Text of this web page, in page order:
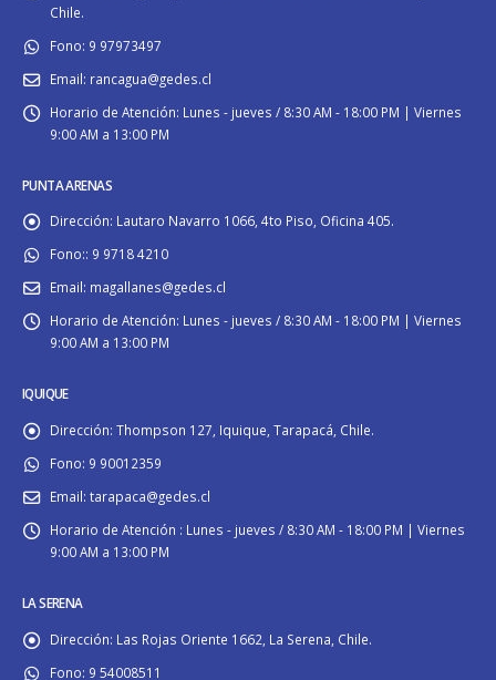
Chile.
Fono: 9 97973497
Email: rancagua@gedes.cl
Horario de Atención: Lunes - jueves / 8:30 AM - 18:00 PM | Viernes
9:00 AM a 13:00 PM
PUNTA ARENAS
Dirección: Lautaro Navarro 1066, 4to Piso, Oficina 405.
Fono:: 9 9718 4210
Email: magallanes@gedes.cl
Horario de Atención: Lunes - jueves / 8:30 AM - 18:00 PM | Viernes
9:00 AM a 13:00 PM
IQUIQUE
Dirección: Thompson 127, Iquique, Tarapacá, Chile.
Fono: 9 90012359
Email: tarapaca@gedes.cl
Horario de Atención : Lunes - jueves / 8:30 AM - 18:00 PM | Viernes
9:00 AM a 13:00 PM
LA SERENA
Dirección: Las Rojas Oriente 1662, La Serena, Chile.
Fono: 9 54008511